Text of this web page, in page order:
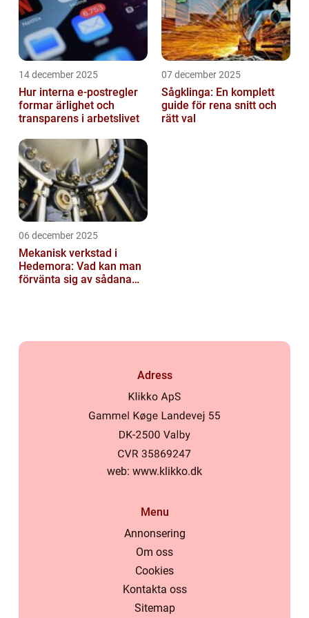
14 december 2025
Hur interna e-postregler
formar ärlighet och
transparens i arbetslivet
07 december 2025
Sågklinga: En komplett
guide för rena snitt och
rätt val
06 december 2025
Mekanisk verkstad i
Hedemora: Vad kan man
förvänta sig av sådana
Adress
web: www.klikko.dk
Menu
Annonsering
Om oss
Cookies
Kontakta oss
Sitemap